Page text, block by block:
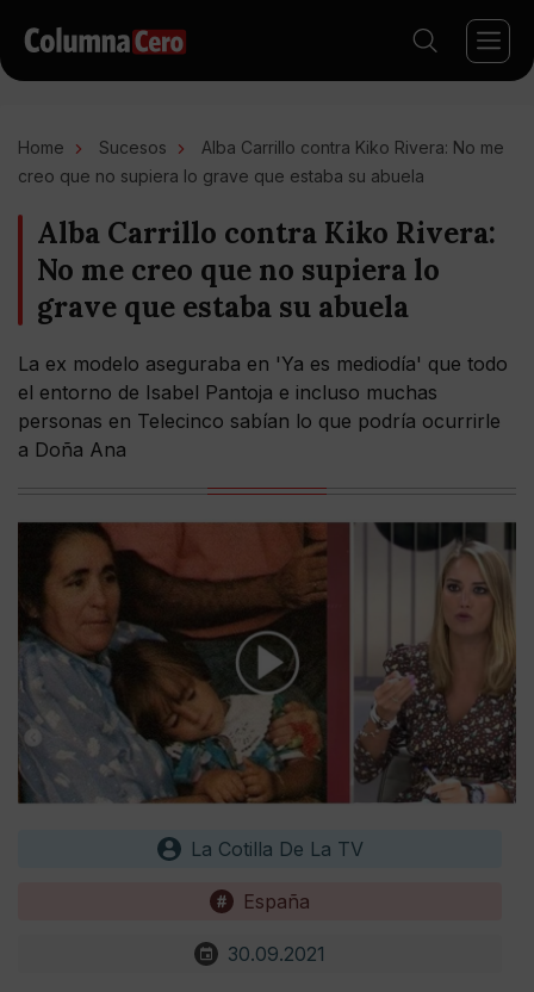
Home Sucesos
Alba Carrillo contra Kiko Rivera: No me
creo que no supiera lo grave que estaba su abuela
Alba Carrillo contra Kiko Rivera:
No me creo que no supiera lo
grave que estaba su abuela
La ex modelo aseguraba en 'Ya es mediodía' que todo
el entorno de Isabel Pantoja e incluso muchas
personas en Telecinco sabían lo que podría ocurrirle
a Doña Ana
La Cotilla De La TV
España
30.09.2021